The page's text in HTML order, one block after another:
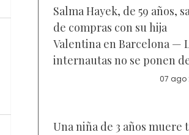
Salma Hayek, de 59 años,
de compras con su hija
Valentina en Barcelona —
internautas no se ponen
acuerdo sobre a quién se
07 ago
Una niña de 3 años muere